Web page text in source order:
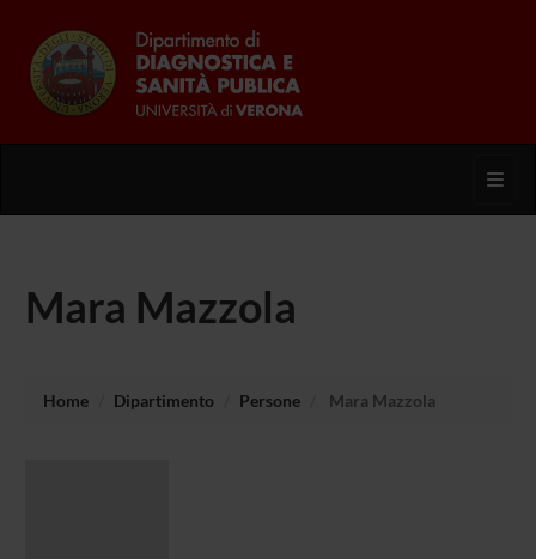
Mara Mazzola
Home Dipartimento Persone Mara Mazzola